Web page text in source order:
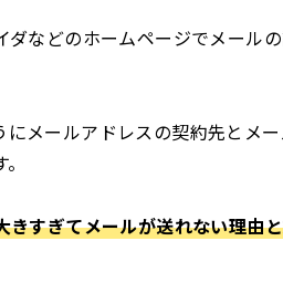
などのホームページでメール
ールアドレスの契約先とメー
すぎてメールが送れない理由